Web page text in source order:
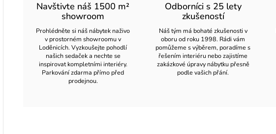
Navštivte náš 1500 m²
showroom
Prohlédněte si náš nábytek naživo
v prostorném showroomu v
Loděnicích. Vyzkoušejte pohodlí
našich sedaček a nechte se
inspirovat kompletními interiéry.
Parkování zdarma přímo před
prodejnou.
Odborníci s 25 lety
zkušeností
Náš tým má bohaté zkušenosti v
oboru od roku 1998. Rádi vám
pomůžeme s výběrem, poradíme s
řešením interiéru nebo zajistíme
zakázkové úpravy nábytku přesně
podle vašich přání.